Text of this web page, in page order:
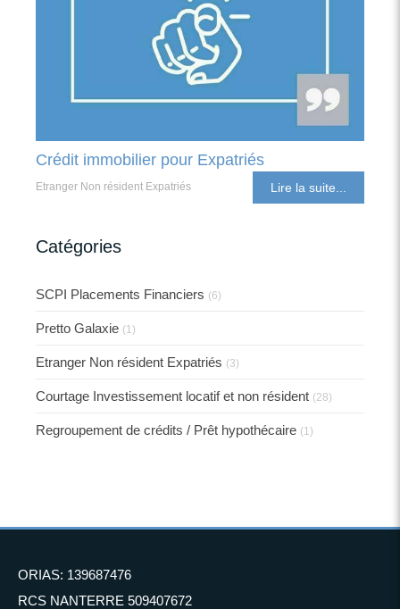
Crédit immobilier pour Expatriés
Etranger Non résident Expatriés Lire la suite...
Catégories
SCPI Placements Financiers (6)
Pretto Galaxie (1)
Etranger Non résident Expatriés (3)
Courtage Investissement locatif et non résident (28)
Regroupement de crédits / Prêt hypothécaire (1)
ORIAS: 139687476
RCS NANTERRE 509407672